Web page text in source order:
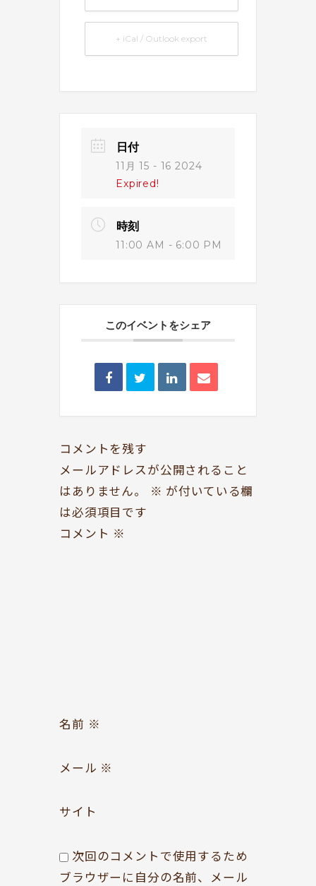
CAFE
開いてる？
SCHEDULE AUDIO
ドッグセラピー
KOKORO SUPPORT
イベント情報
+ iCal / Outlook export
日付
11月 15 - 16 2024
Expired!
時刻
11:00 AM - 6:00 PM
このイベントをシェア
コメントを残す
メールアドレスが公開されること
はありません。
※ が付いている欄
は必須項目です
コメント ※
名前 ※
メール ※
サイト
次回のコメントで使用するため
ブラウザーに自分の名前、メール